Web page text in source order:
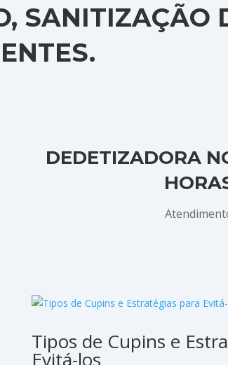
SANITIZAÇÃO
DEDETIZADORA
Tipos de Cupins e
Evitá-los